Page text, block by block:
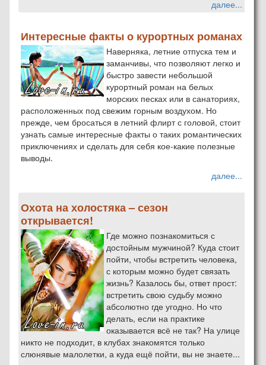
далее...
Интересные факты о курортных романах
Наверняка, летние отпуска тем и
заманчивы, что позволяют легко и
быстро завести небольшой
курортный роман на белых
морских песках или в санаториях,
расположенных под свежим горным воздухом. Но
прежде, чем бросаться в летний флирт с головой, стоит
узнать самые интересные факты о таких романтических
приключениях и сделать для себя кое-какие полезные
выводы.
далее...
Охота на холостяка – сезон
открывается!
Где можно познакомиться с
достойным мужчиной? Куда стоит
пойти, чтобы встретить человека,
с которым можно будет связать
жизнь? Казалось бы, ответ прост:
встретить свою судьбу можно
абсолютно где угодно. Но что
делать, если на практике
оказывается всё не так? На улице
никто не подходит, в клубах знакомятся только
слюнявые малолетки, а куда ещё пойти, вы не знаете...